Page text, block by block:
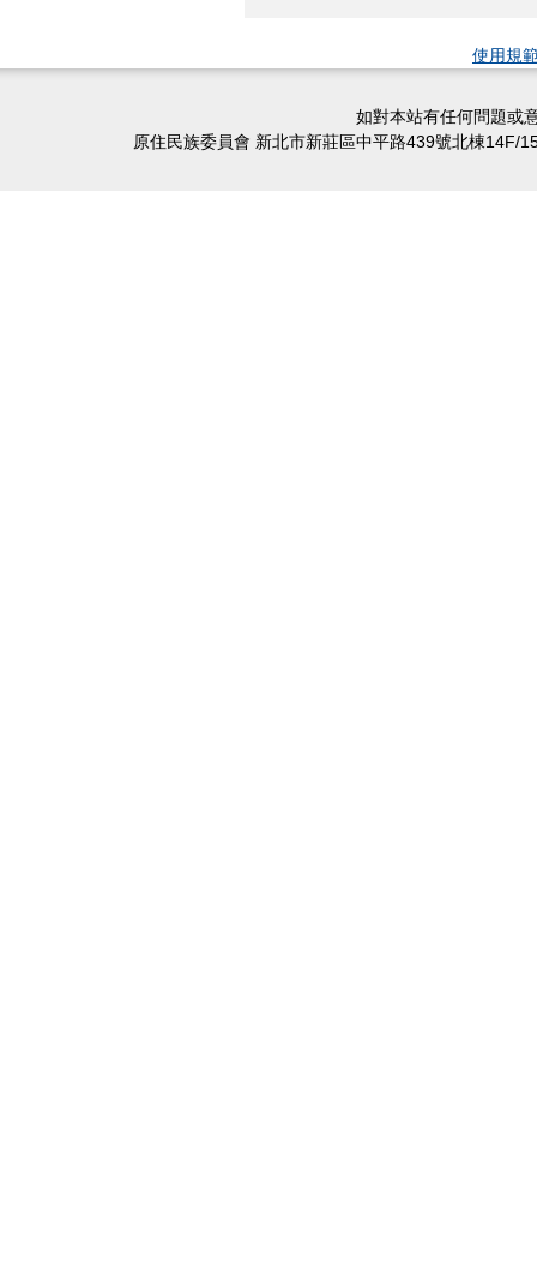
使用規
如對本站有任何問題或
原住民族委員會 新北市新莊區中平路439號北棟